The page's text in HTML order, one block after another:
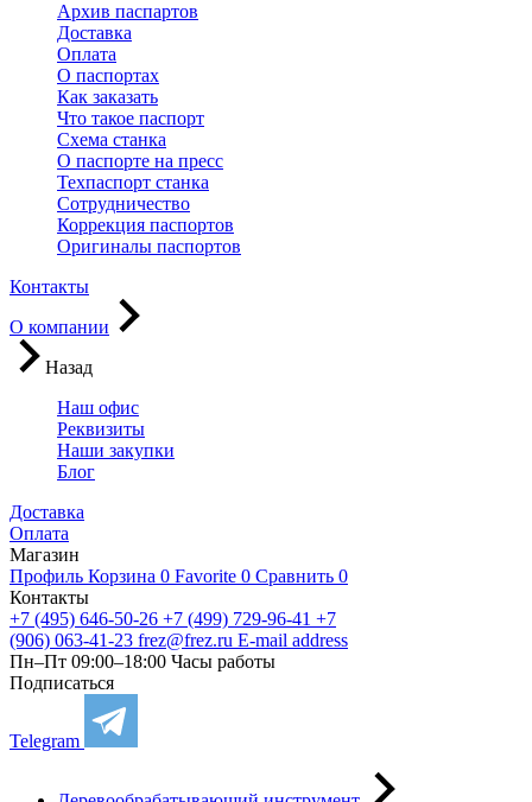
Архив паспартов
Доставка
Оплата
О паспортах
Как заказать
Что такое паспорт
Схема станка
О паспорте на пресс
Техпаспорт станка
Сотрудничество
Коррекция паспортов
Оригиналы паспортов
Контакты
О компании
Назад
Наш офис
Реквизиты
Наши закупки
Блог
Доставка
Оплата
Магазин
Профиль Корзина 0 Favorite 0 Сравнить 0
Контакты
+7 (495) 646-50-26 +7 (499) 729-96-41 +7
(906) 063-41-23 frez@frez.ru E-mail address
Пн–Пт 09:00–18:00 Часы работы
Подписаться
Telegram